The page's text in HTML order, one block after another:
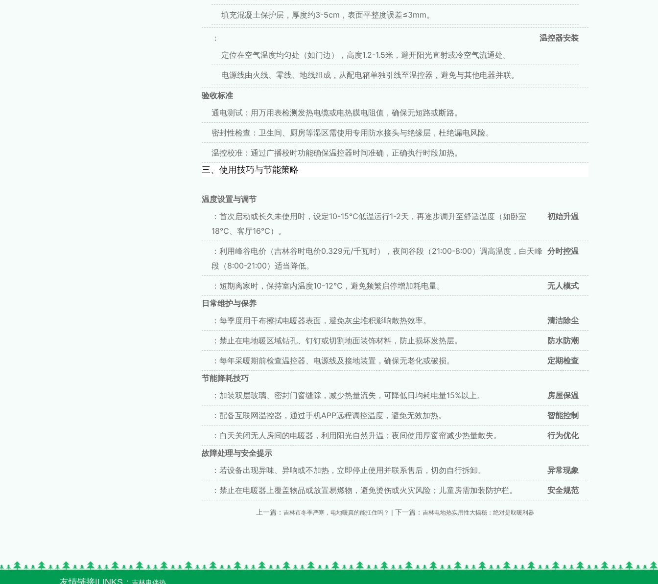
填充混凝土保护层，厚度约3-5cm，表面平整度误差≤3mm。
温控器安装
：
定位在空气温度均匀处（如门边），高度1.2-1.5米，避开阳光直射或冷空气流通处。
电源线由火线、零线、地线组成，从配电箱单独引线至温控器，避免与其他电器并联。
验收标准
通电测试：用万用表检测发热电缆或电热膜电阻值，确保无短路或断路。
密封性检查：卫生间、厨房等湿区需使用专用防水接头与绝缘层，杜绝漏电风险。
温控校准：通过广播校时功能确保温控器时间准确，正确执行时段加热。
三、使用技巧与节能策略
温度设置与调节
初始升温
：首次启动或长久未使用时，设定10-15℃低温运行1-2天，再逐步调升至舒适温度（如卧室
18℃、客厅16℃）。
分时控温
：利用峰谷电价（吉林谷时电价0.329元/千瓦时），夜间谷段（21:00-8:00）调高温度，白天峰
段（8:00-21:00）适当降低。
无人模式
：短期离家时，保持室内温度10-12℃，避免频繁启停增加耗电量。
日常维护与保养
清洁除尘
：每季度用干布擦拭电暖器表面，避免灰尘堆积影响散热效率。
防水防潮
：禁止在电地暖区域钻孔、钉钉或切割地面装饰材料，防止损坏发热层。
定期检查
：每年采暖期前检查温控器、电源线及接地装置，确保无老化或破损。
节能降耗技巧
房屋保温
：加装双层玻璃、密封门窗缝隙，减少热量流失，可降低日均耗电量15%以上。
智能控制
：配备互联网温控器，通过手机APP远程调控温度，避免无效加热。
行为优化
：白天关闭无人房间的电暖器，利用阳光自然升温；夜间使用厚窗帘减少热量散失。
故障处理与安全提示
异常现象
：若设备出现异味、异响或不加热，立即停止使用并联系售后，切勿自行拆卸。
安全规范
：禁止在电暖器上覆盖物品或放置易燃物，避免烫伤或火灾风险；儿童房需加装防护栏。
上一篇： 吉林市冬季严寒，电地暖真的能扛住吗？ | 下一篇： 吉林电地热实用性大揭秘：绝对是取暖利器
友情链接|LINKS：